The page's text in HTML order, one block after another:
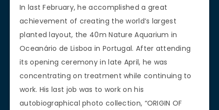
In last February, he accomplished a great
achievement of creating the world’s largest
planted layout, the 40m Nature Aquarium in
Oceanário de Lisboa in Portugal. After attending
its opening ceremony in late April, he was
concentrating on treatment while continuing to
work. His last job was to work on his
autobiographical photo collection, “ORIGIN OF